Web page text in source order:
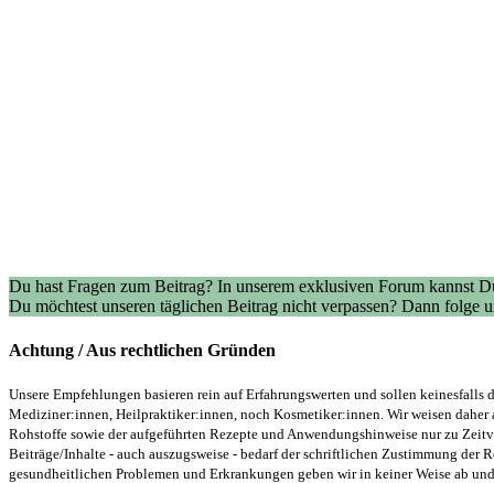
Du hast Fragen zum Beitrag? In unserem exklusiven Forum kannst
Du möchtest unseren täglichen Beitrag nicht verpassen? Dann folge
Achtung / Aus rechtlichen Gründen
Unsere Empfehlungen basieren rein auf Erfahrungswerten und sollen
Mediziner:innen, Heilpraktiker:innen, noch Kosmetiker:innen. Wir weisen daher
Rohstoffe sowie der aufgeführten Rezepte und Anwendungshinweise nur zu
Beiträge/Inhalte - auch auszugsweise - bedarf der schriftlichen Zustimmung
gesundheitlichen Problemen und Erkrankungen geben wir in keiner Weise ab